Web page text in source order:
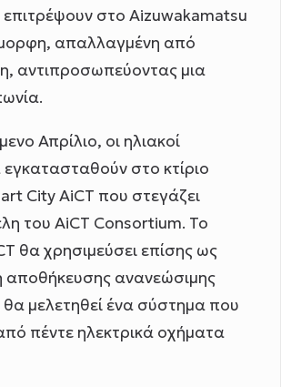
επιτρέψουν στο Aizuwakamatsu
απαλλαγμένη από
αντιπροσωπεύοντας μια
Απρίλιο, οι ηλιακοί
στο κτίριο
City AiCT που στεγάζει
του AiCT Consortium. Το
θα χρησιμεύσει επίσης ως
ανανεώσιμης
θα μελετηθεί ένα σύστημα που
πέντε ηλεκτρικά οχήματα